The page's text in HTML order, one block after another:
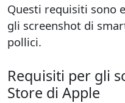
Questi requisiti sono
gli screenshot di
pollici.
Requisiti per gli
Store di Apple